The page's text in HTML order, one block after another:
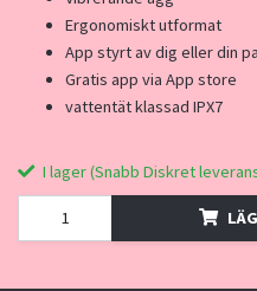
Ergonomiskt utformat
App styrt av dig eller din
Gratis app via App store
vattentät klassad IPX7
I lager (Snabb Diskret